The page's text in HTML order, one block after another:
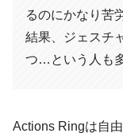
るのにかなり苦
結果、ジェスチ
つ…という人も
Actions Ringは自